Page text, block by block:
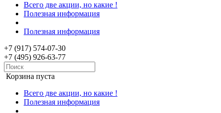
Всего две акции, но какие !
Полезная информация
Полезная информация
+7 (917) 574-07-30
+7 (495) 926-63-77
Корзина пуста
Всего две акции, но какие !
Полезная информация